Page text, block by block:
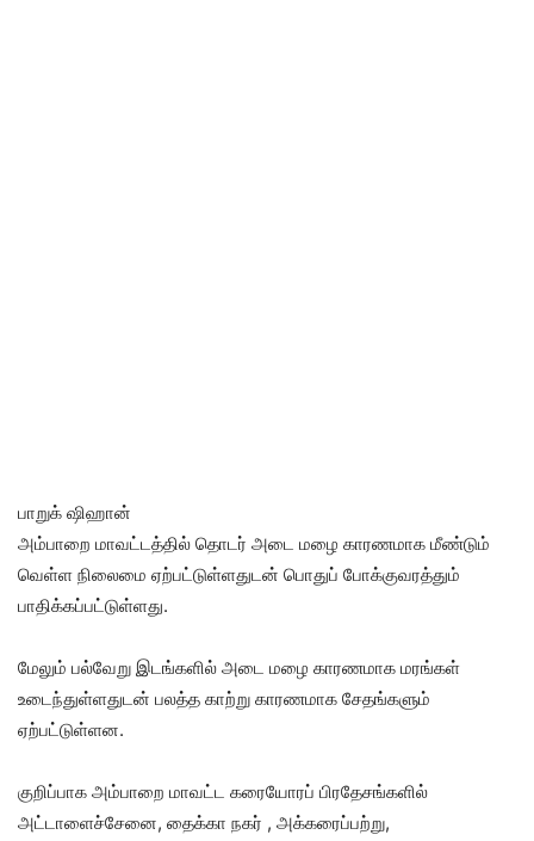
பாறுக் ஷிஹான்
அம்பாறை மாவட்டத்தில் தொடர் அடை மழை காரணமாக மீண்டும்
வெள்ள நிலைமை ஏற்பட்டுள்ளதுடன் பொதுப் போக்குவரத்தும்
பாதிக்கப்பட்டுள்ளது.
மேலும் பல்வேறு இடங்களில் அடை மழை காரணமாக மரங்கள்
உடைந்துள்ளதுடன் பலத்த காற்று காரணமாக சேதங்களும்
ஏற்பட்டுள்ளன.
குறிப்பாக அம்பாறை மாவட்ட கரையோரப் பிரதேசங்களில்
அட்டாளைச்சேனை, தைக்கா நகர் , அக்கரைப்பற்று,